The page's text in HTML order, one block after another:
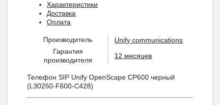
Характеристики
Доставка
Оплата
Производитель
Unify communications
Гарантия
производителя
12 месяцев
Телефон SIP Unify OpenScape CP600 черный
(L30250-F600-C428)